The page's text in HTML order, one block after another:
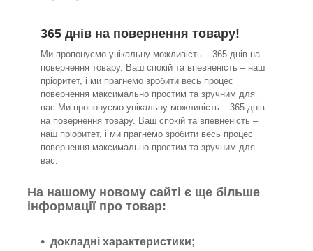
365 днів на повернення товару!
Ми пропонуємо унікальну можливість – 365 днів на
повернення товару. Ваш спокій та впевненість – наш
пріоритет, і ми прагнемо зробити весь процес
повернення максимально простим та зручним для
вас.Ми пропонуємо унікальну можливість – 365 днів
на повернення товару. Ваш спокій та впевненість –
наш пріоритет, і ми прагнемо зробити весь процес
повернення максимально простим та зручним для
вас.
На нашому новому сайті є ще більше
інформації про товар:
докладні характеристики;